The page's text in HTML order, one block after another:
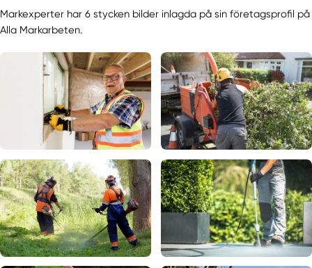
Markexperter har 6 stycken bilder inlagda på sin företagsprofil på
Alla Markarbeten.